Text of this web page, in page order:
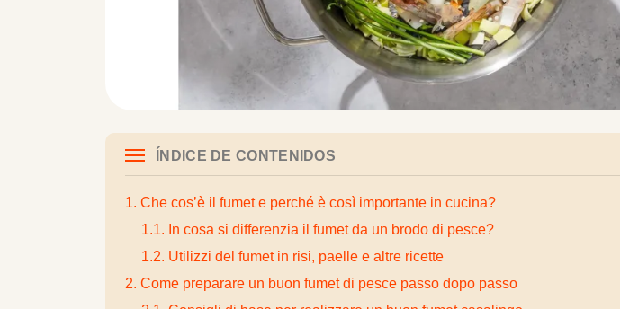
ÍNDICE DE CONTENIDOS
1. Che cos’è il fumet e perché è così importante in cucina?
1.1. In cosa si differenzia il fumet da un brodo di pesce?
1.2. Utilizzi del fumet in risi, paelle e altre ricette
2. Come preparare un buon fumet di pesce passo dopo passo